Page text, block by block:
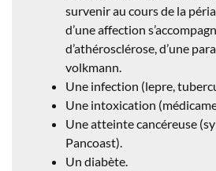
survenir au cours de la
d’une affection
d’athérosclérose, d’une
volkmann.
Une infection (lepre,
Une intoxication
Une atteinte cancéreuse
Pancoast).
Un diabète.